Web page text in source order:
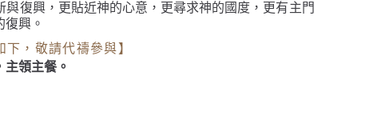
復興，更貼近神的心意，更尋求神的國度，更有主門
興。
下，敬請代禱參與】
主領主餐。